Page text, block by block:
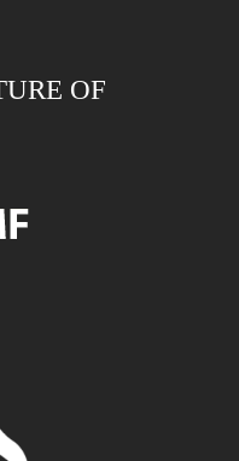
OF